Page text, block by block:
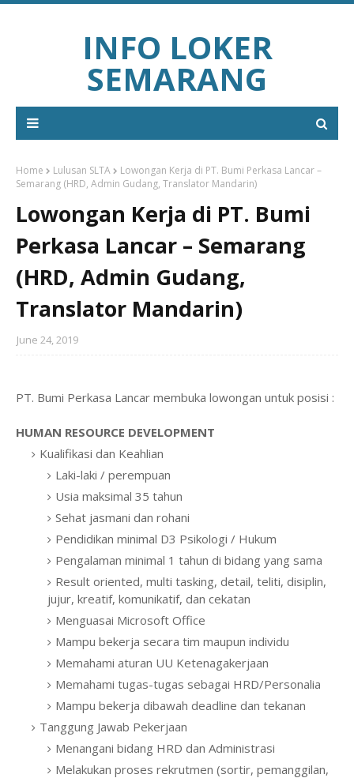
INFO LOKER
SEMARANG
Home Lulusan SLTA
Lowongan Kerja di PT. Bumi Perkasa Lancar –
Semarang (HRD, Admin Gudang, Translator Mandarin)
Lowongan Kerja di PT. Bumi
Perkasa Lancar – Semarang
(HRD, Admin Gudang,
Translator Mandarin)
June 24, 2019
PT. Bumi Perkasa Lancar membuka lowongan untuk posisi :
HUMAN RESOURCE DEVELOPMENT
Kualifikasi dan Keahlian
Laki-laki / perempuan
Usia maksimal 35 tahun
Sehat jasmani dan rohani
Pendidikan minimal D3 Psikologi / Hukum
Pengalaman minimal 1 tahun di bidang yang sama
Result oriented, multi tasking, detail, teliti, disiplin,
jujur, kreatif, komunikatif, dan cekatan
Menguasai Microsoft Office
Mampu bekerja secara tim maupun individu
Memahami aturan UU Ketenagakerjaan
Memahami tugas-tugas sebagai HRD/Personalia
Mampu bekerja dibawah deadline dan tekanan
Tanggung Jawab Pekerjaan
Menangani bidang HRD dan Administrasi
Melakukan proses rekrutmen (sortir, pemanggilan,